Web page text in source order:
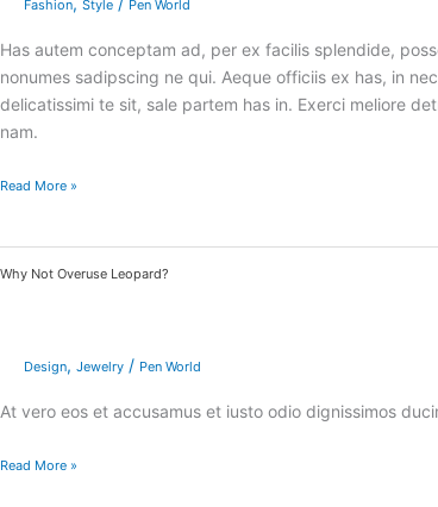
Fashion Style Pen World
Has autem conceptam ad, per ex facilis splendide,
nonumes sadipscing ne qui. Aeque officiis ex has, in
delicatissimi te sit, sale partem has in. Exerci meliore
nam.
Read More »
Why Not Overuse Leopard?
Design, Jewelry / Pen World
At vero eos et accusamus et iusto odio dignissimos
Read More »